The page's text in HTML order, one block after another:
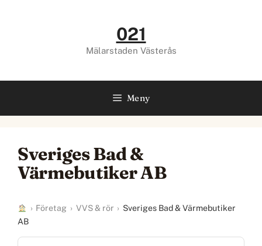
021
Mälarstaden Västerås
Meny
Sveriges Bad &
Värmebutiker AB
› Företag › VVS & rör › Sveriges Bad & Värmebutiker
AB